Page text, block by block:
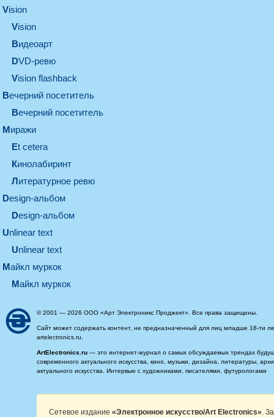
vision
vision
видеоарт
DVD-ревю
Vision flashback
вечерний посетитель
вечерний посетитель
миражи
et cetera
кинолабиринт
литературное ревю
design-альбом
design-альбом
unlinear text
Unlinear text
майкл муркок
майкл муркок
© 2001 — 2026 ООО «Арт Электроникс Проджект». Все права защищены.
Сайт может содержать контент, не предназначенный для лиц младше 18-ти
artelectronics.ru.
ArtElectronics.ru — это интернет-журнал о самых обсуждаемых трендах
современного актуального искусства, кино, музыки, дизайна, литературы,
актуального искусства. Интервью с художниками, писателями, футурологами
Сетевое издание «Электронное искусство/Art Electronics» .